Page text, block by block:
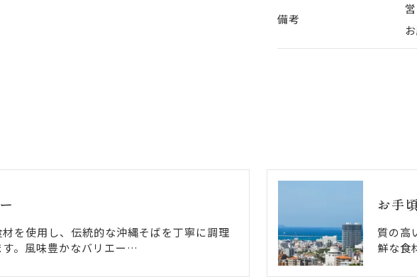
備考
を使用し、伝統的な沖縄そばを丁寧に調理
す。風味豊かなバリエー…
お手
質の高
鮮な食